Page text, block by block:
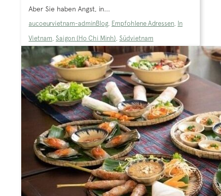
Aber Sie haben Angst, in...
aucoeurvietnam-adminBlog, Empfohlene Adressen, In
Vietnam, Saigon (Ho Chi Minh), Südvietnam